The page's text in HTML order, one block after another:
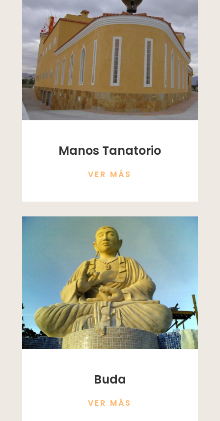
Manos Tanatorio
VER MÁS
Buda
VER MÁS